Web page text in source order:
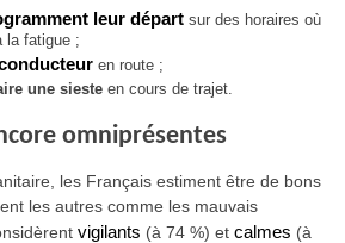
leur départ sur des horaires où
la fatigue ;
en route ;
une sieste en cours de trajet.
omniprésentes
les Français estiment être de bons
les autres comme les mauvais
vigilants (à 74 %) et calmes (à